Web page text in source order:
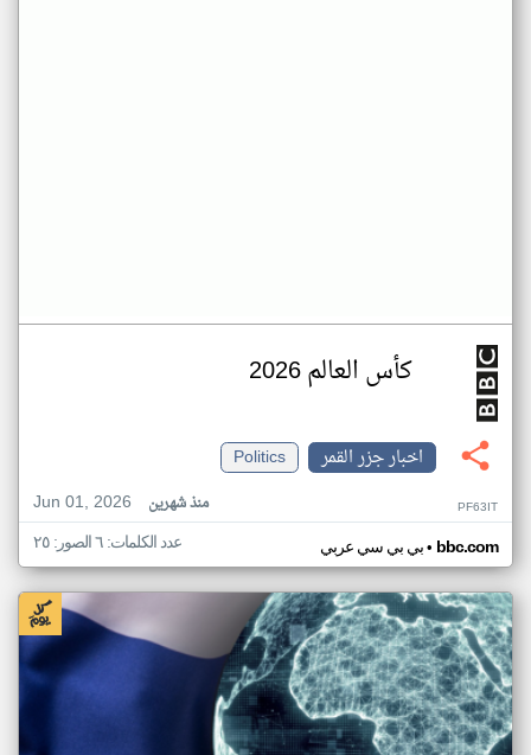
كأس العالم 2026
اخبار جزر القمر
Politics
Jun 01, 2026
منذ شهرين PF63IT
بي بي سي عربي• bbc.com عدد الكلمات: ٦ الصور: ٢٥